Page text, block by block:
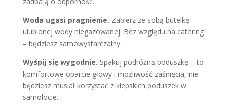
Woda ugasi pragnienie. Zabierz ze sobą butelkę
ulubionej wody niegazowanej. Bez względu na catering
– będziesz samowystarczalny.
Wyśpij się wygodnie. Spakuj podróżną poduszkę – to
komfortowe oparcie głowy i możliwość zaśnięcia, nie
będziesz musiał korzystać z kiepskich poduszek w
samolocie.